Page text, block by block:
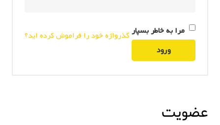
مرا به خاطر بسپار
ورود
گذرواژه خود را فراموش کرده اید؟
عضویت